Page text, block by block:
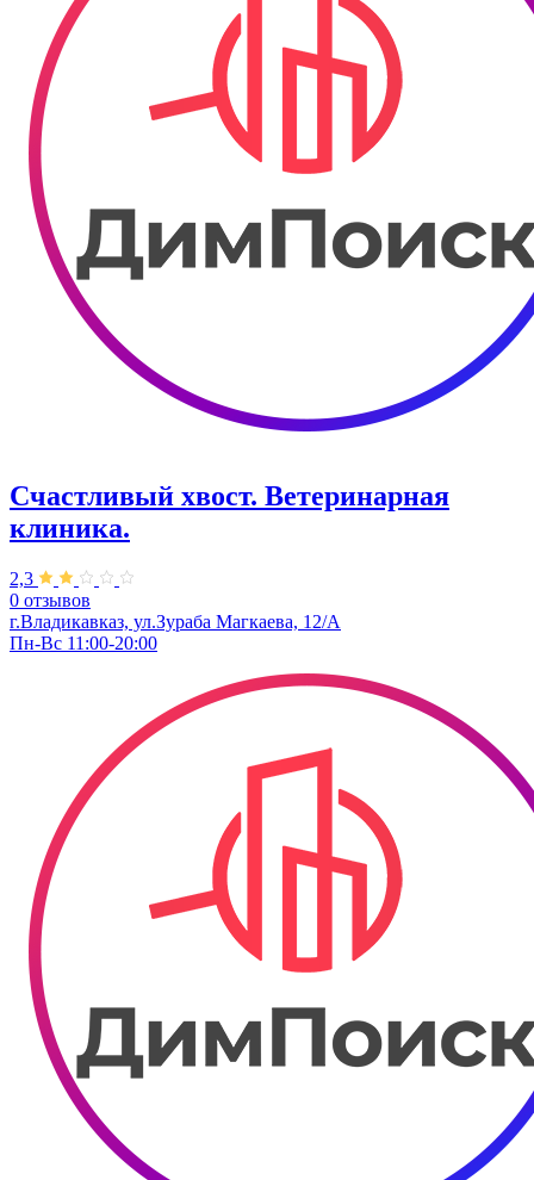
Счастливый хвост. ​Ветеринарная
клиника.
2,3
0 отзывов
г.Владикавказ, ул.Зураба Магкаева, 12/А
Пн-Вс 11:00-20:00